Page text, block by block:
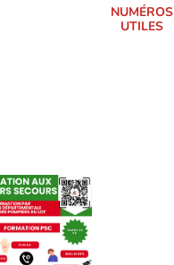
NUMÉROS
UTILES